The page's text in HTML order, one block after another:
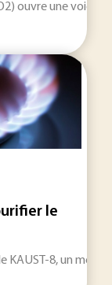
ouvre une voie
le
KAUST-8, un